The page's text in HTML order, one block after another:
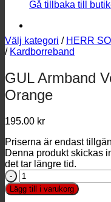
Gå tillbaka till
Välj kategori / HERR
/ Kardborreband
GUL Armband
Orange
195.00 kr
Priserna är endast
Denna produkt skickas
det tar längre tid.
GUL
Armband
Velcro
Lägg till i varukorg